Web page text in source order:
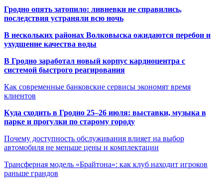
Гродно опять затопило: ливневки не справились,
последствия устраняли всю ночь
В нескольких районах Волковыска ожидаются перебои и
ухудшение качества воды
В Гродно заработал новый корпус кардиоцентра с
системой быстрого реагирования
Как современные банковские сервисы экономят время
клиентов
Куда сходить в Гродно 25–26 июля: выставки, музыка в
парке и прогулки по старому городу
Почему доступность обслуживания влияет на выбор
автомобиля не меньше цены и комплектации
Трансферная модель «Брайтона»: как клуб находит игроков
раньше грандов